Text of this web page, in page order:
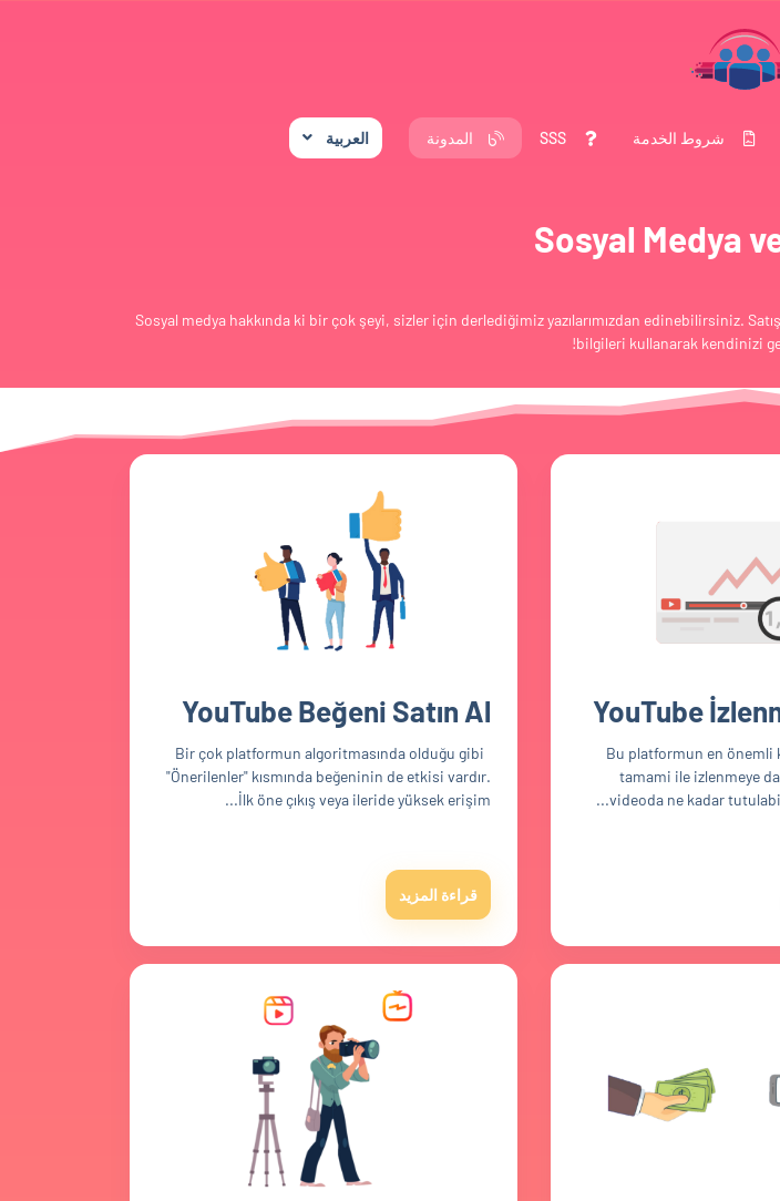
شروط الخدمة SSS المدونة العربية
Sosyal Medya
Sosyal medya hakkında ki bir çok şeyi, sizler için derlediğimiz yazılarımızdan edinebilirsiniz.
bilgileri kullanarak kendinizi
YouTube
Bu platformun en önemli
tamami ile izlenmeye
videoda ne kadar
YouTube Beğeni Satın Al
Bir çok platformun algoritmasında olduğu gibi
"Önerilenler" kısmında beğeninin de etkisi vardır.
İlk öne çıkış veya ileride yüksek erişim...
قراءة المزيد